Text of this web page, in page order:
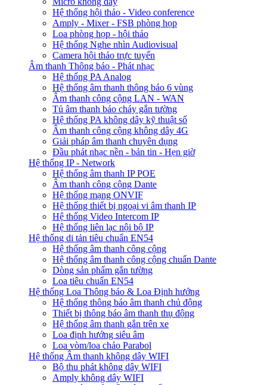
Hệ thống hội thảo - Video conference
Amply - Mixer - FSB phòng họp
Loa phòng họp - hội thảo
Hệ thống Nghe nhìn Audiovisual
Camera hội thảo trực tuyến
Âm thanh Thông báo - Phát nhạc
Hệ thống PA Analog
Hệ thống âm thanh thông báo 6 vùng
Âm thanh công cộng LAN - WAN
Tủ âm thanh báo cháy gắn tường
Hệ thống PA không dây kỹ thuật số
Âm thanh công cộng không dây 4G
Giải pháp âm thanh chuyên dụng
Đầu phát nhạc nền - bản tin - Hẹn giờ
Hệ thống IP - Network
Hệ thống âm thanh IP POE
Âm thanh công cộng Dante
Hệ thống mạng ONVIF
Hệ thống thiết bị ngoại vi âm thanh IP
Hệ thống Video Intercom IP
Hệ thống liên lạc nội bộ IP
Hệ thống di tản tiêu chuẩn EN54
Hệ thống âm thanh công cộng
Hệ thống âm thanh công cộng chuẩn Dante
Dòng sản phẩm gắn tường
Loa tiêu chuẩn EN54
Hệ thống Loa Thông báo & Loa Định hướng
Hệ thống thông báo âm thanh chủ động
Thiết bị thông báo âm thanh thụ động
Hệ thống âm thanh gắn trên xe
Loa định hướng siêu âm
Loa vòm/loa chảo Parabol
Hệ thống Âm thanh không dây WIFI
Bộ thu phát không dây WIFI
Amply không dây WIFI